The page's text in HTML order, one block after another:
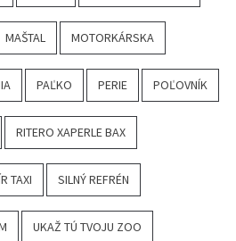
MAŠTAL MOTORKÁRSKA
PAĽKO PERIE POĽOVNÍK
RITERO XAPERLE BAX
TAXI SILNÝ REFRÉN
UKAŽ TÚ TVOJU ZOO